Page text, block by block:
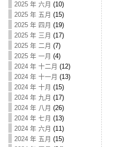
2025 年 六月 (10)
2025 年 五月 (15)
2025 年 四月 (19)
2025 年 三月 (17)
2025 年 二月 (7)
2025 年 一月 (4)
2024 年 十二月 (12)
2024 年 十一月 (13)
2024 年 十月 (15)
2024 年 九月 (17)
2024 年 八月 (26)
2024 年 七月 (13)
2024 年 六月 (11)
2024 年 五月 (15)